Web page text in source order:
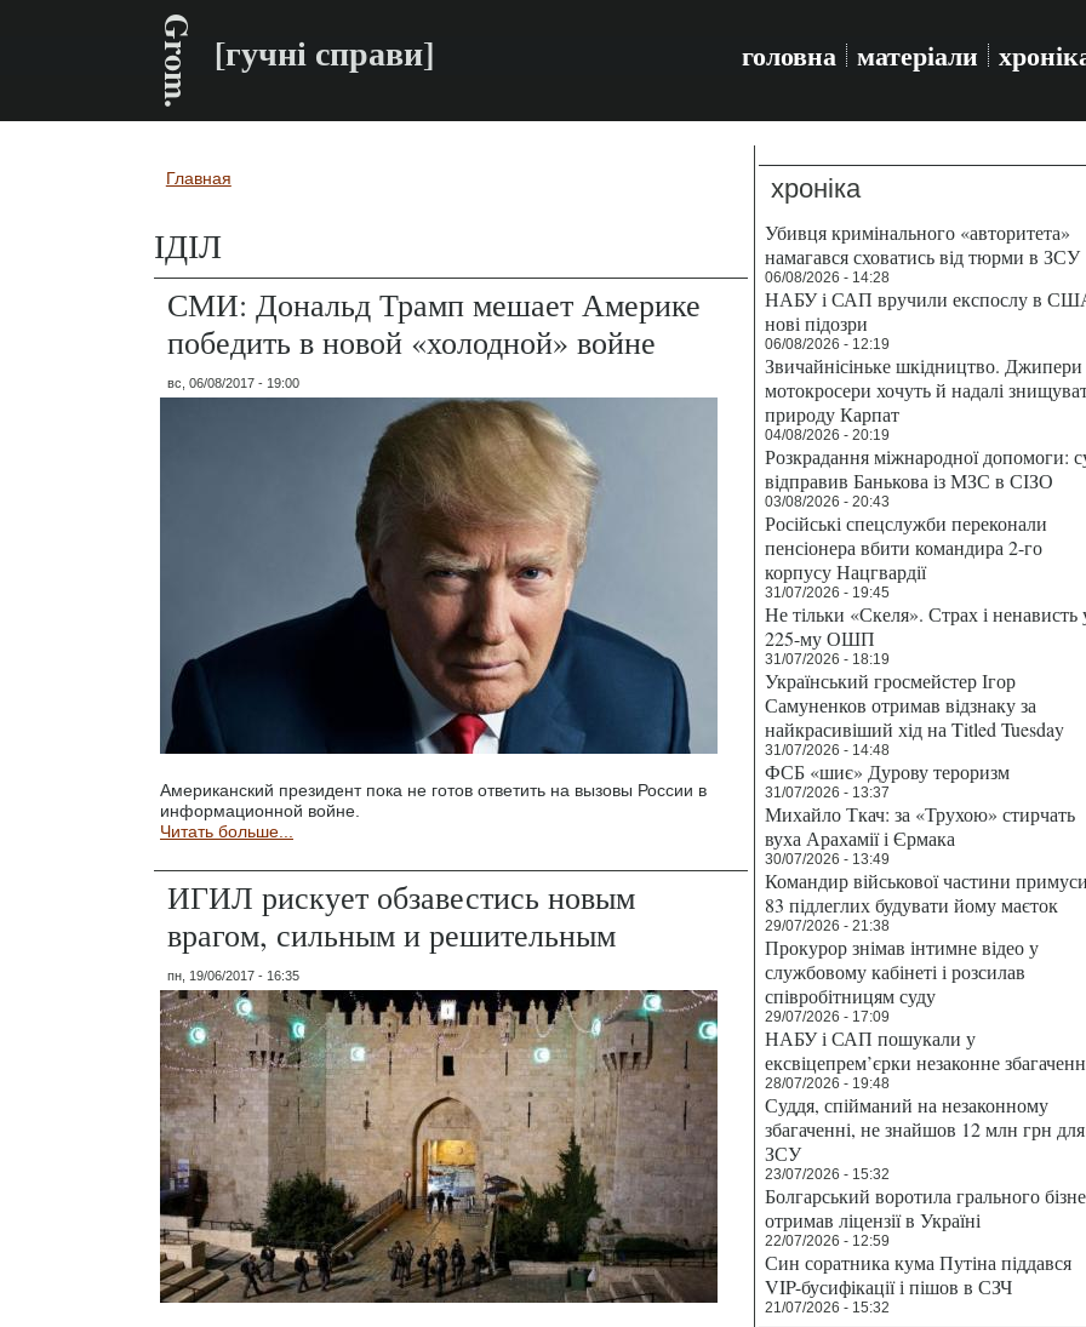
Grom. [гучні справи] головна матеріали
Вы здесь
Главная
ІДІЛ
СМИ: Дональд Трамп мешает Америке
победить в новой «холодной» войне
вс, 06/08/2017 - 19:00
Американский президент пока не готов ответить на вызовы России в
информационной войне.
Читать больше...
ИГИЛ рискует обзавестись новым
врагом, сильным и решительным
пн, 19/06/2017 - 16:35
хроніка
Убивця кримінального «авторитета»
намагався сховатись від тюрми в ЗСУ
06/08/2026 - 14:28
НАБУ і САП вручили експослу в
нові підозри
06/08/2026 - 12:19
Звичайнісіньке шкідництво. Джипери
мотокросери хочуть й надалі
природу Карпат
04/08/2026 - 20:19
Розкрадання міжнародної допомоги:
відправив Банькова із МЗС в СІЗО
03/08/2026 - 20:43
Російські спецслужби переконали
пенсіонера вбити командира 2-го
корпусу Нацгвардії
31/07/2026 - 19:45
Не тільки «Скеля». Страх і ненависть
225-му ОШП
31/07/2026 - 18:19
Український гросмейстер Ігор
Самуненков отримав відзнаку за
найкрасивіший хід на Titled Tuesday
31/07/2026 - 14:48
ФСБ «шиє» Дурову тероризм
31/07/2026 - 13:37
Михайло Ткач: за «Трухою» стирчать
вуха Арахамії і Єрмака
30/07/2026 - 13:49
Командир військової частини
83 підлеглих будувати йому маєток
29/07/2026 - 21:38
Прокурор знімав інтимне відео у
службовому кабінеті і розсилав
співробітницям суду
29/07/2026 - 17:09
НАБУ і САП пошукали у
ексвіцепрем’єрки незаконне
28/07/2026 - 19:48
Суддя, спійманий на незаконному
збагаченні, не знайшов 12 млн грн для
ЗСУ
23/07/2026 - 15:32
Болгарський воротила грального
отримав ліцензії в Україні
22/07/2026 - 12:59
Син соратника кума Путіна піддався
VIP-бусифікації і пішов в СЗЧ
21/07/2026 - 15:32